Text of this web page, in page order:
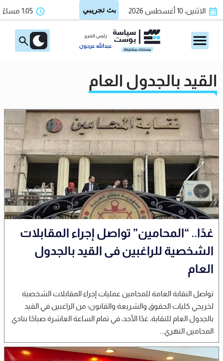
الاثنين، 10 أغسطس 2026 1:05 مساءً
رئيس التحرير
عبدالله عرجون
القيد بالجدول العام
غدًا.. “المحامين” تواصل إجراء المقابلات
الشخصية للراغبين فى القيد بالجدول
العام
تواصل النقابة العامة للمحامين عمليات إجراء المقابلات الشخصية
لخريجي كليات الحقوق والشريعة والقانون؛ من الراغبين في القيد
بالجدول العام للنقابة، غدًا الأحد، في تمام الساعة العاشرة صباحًا بنادي
المحامين النهري...